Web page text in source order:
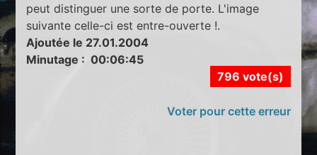
peut distinguer une sorte de porte. L'image
suivante celle-ci est entre-ouverte !.
Ajoutée le 27.01.2004
Minutage : 00:06:45
796 vote(s)
Voter pour cette erreur